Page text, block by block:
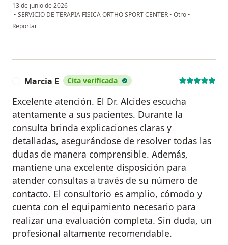
13 de junio de 2026
• SERVICIO DE TERAPIA FISICA ORTHO SPORT CENTER • Otro •
en opinión del usuario Paola La Rosa
Reportar
Marcia E Cita verificada
Excelente atención. El Dr. Alcides escucha
atentamente a sus pacientes. Durante la
consulta brinda explicaciones claras y
detalladas, asegurándose de resolver todas las
dudas de manera comprensible. Además,
mantiene una excelente disposición para
atender consultas a través de su número de
contacto. El consultorio es amplio, cómodo y
cuenta con el equipamiento necesario para
realizar una evaluación completa. Sin duda, un
profesional altamente recomendable.